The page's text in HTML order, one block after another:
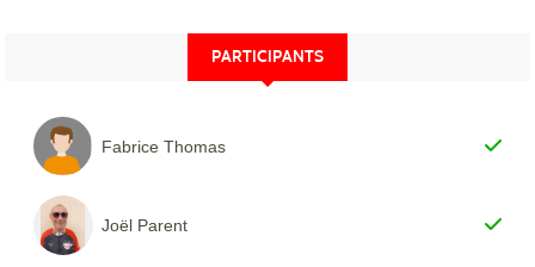
PARTICIPANTS
Fabrice Thomas
Joël Parent